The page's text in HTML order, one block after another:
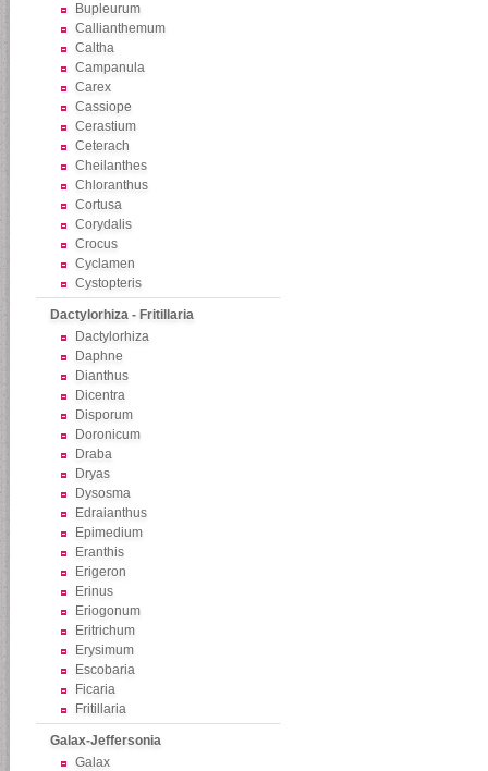
Bupleurum
Callianthemum
Caltha
Campanula
Carex
Cassiope
Cerastium
Ceterach
Cheilanthes
Chloranthus
Cortusa
Corydalis
Crocus
Cyclamen
Cystopteris
Dactylorhiza - Fritillaria
Dactylorhiza
Daphne
Dianthus
Dicentra
Disporum
Doronicum
Draba
Dryas
Dysosma
Edraianthus
Epimedium
Eranthis
Erigeron
Erinus
Eriogonum
Eritrichum
Erysimum
Escobaria
Ficaria
Fritillaria
Galax-Jeffersonia
Galax